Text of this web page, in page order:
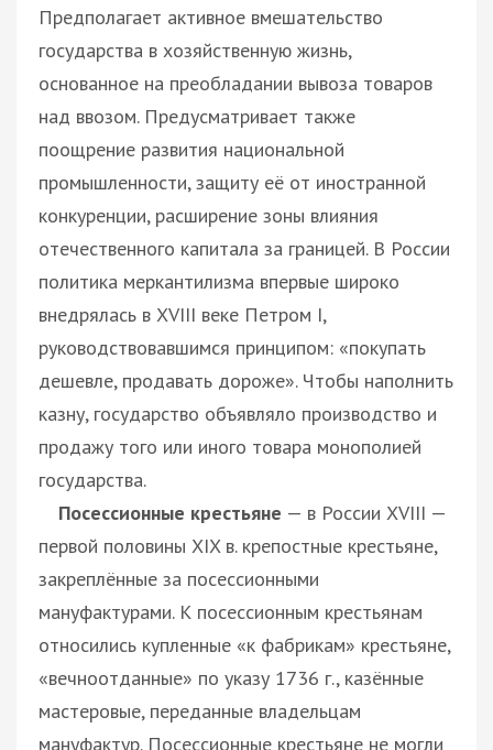
Предполагает активное вмешательство
государства в хозяйственную жизнь,
основанное на преобладании вывоза товаров
над ввозом. Предусматривает также
поощрение развития национальной
промышленности, защиту её от иностранной
конкуренции, расширение зоны влияния
отечественного капитала за границей. В России
политика меркантилизма впервые широко
внедрялась в XVIII веке Петром I,
руководствовавшимся принципом: «покупать
дешевле, продавать дороже». Чтобы наполнить
казну, государство объявляло производство и
продажу того или иного товара монополией
государства.
Посессионные крестьяне — в России XVIII —
первой половины XIX в. крепостные крестьяне,
закреплённые за посессионными
мануфактурами. К посессионным крестьянам
относились купленные «к фабрикам» крестьяне,
«вечноотданные» по указу 1736 г., казённые
мастеровые, переданные владельцам
мануфактур. Посессионные крестьяне не могли